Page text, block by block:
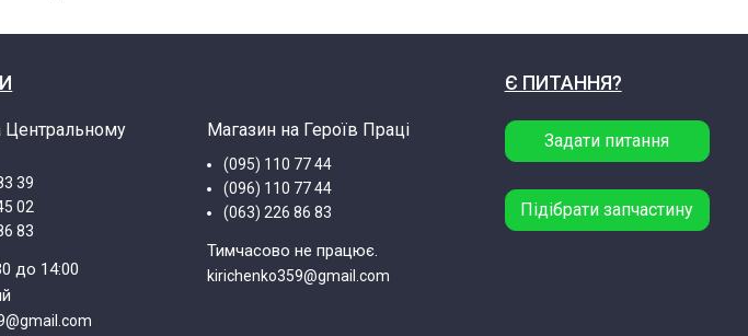
Центральному
39
02
83
до 14:00
Магазин на Героїв Праці
(095) 110 77 44
(096) 110 77 44
(063) 226 86 83
Тимчасово не працює.
kirichenko359@gmail.com
Є ПИТАННЯ?
Задати питання
Підібрати запчастину